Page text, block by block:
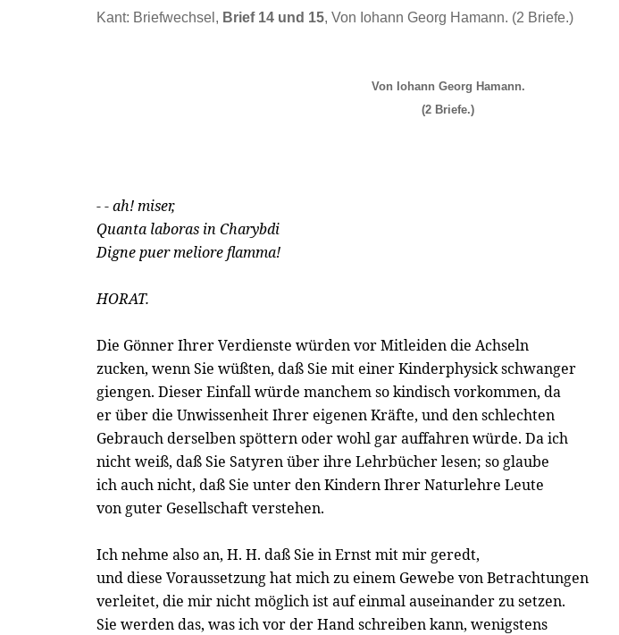
Kant: Briefwechsel, Brief 14 und 15, Von Iohann Georg Hamann. (2 Briefe.)
Von Iohann Georg Hamann.
(2 Briefe.)
- - ah! miser,
Quanta laboras in Charybdi
Digne puer meliore flamma!
HORAT.
Die Gönner Ihrer Verdienste würden vor Mitleiden die Achseln
zucken, wenn Sie wüßten, daß Sie mit einer Kinderphysick schwanger
giengen. Dieser Einfall würde manchem so kindisch vorkommen, da
er über die Unwissenheit Ihrer eigenen Kräfte, und den schlechten
Gebrauch derselben spöttern oder wohl gar auffahren würde. Da ich
nicht weiß, daß Sie Satyren über ihre Lehrbücher lesen; so glaube
ich auch nicht, daß Sie unter den Kindern Ihrer Naturlehre Leute
von guter Gesellschaft verstehen.
Ich nehme also an, H. H. daß Sie in Ernst mit mir geredt,
und diese Voraussetzung hat mich zu einem Gewebe von Betrachtungen
verleitet, die mir nicht möglich ist auf einmal auseinander zu setzen.
Sie werden das, was ich vor der Hand schreiben kann, wenigstens